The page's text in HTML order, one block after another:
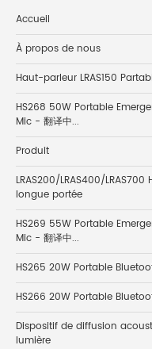
Accueil
À propos de nous
Haut-parleur LRAS150
HS268 50W Portable
Mic - 翻译中...
Produit
LRAS200/LRAS400/
longue portée
HS269 55W Portable
Mic - 翻译中...
HS265 20W Portable
HS266 20W Portable
Dispositif de diffusion
lumière